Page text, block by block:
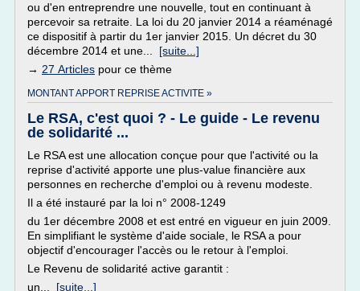
ou d'en entreprendre une nouvelle, tout en continuant à
percevoir sa retraite. La loi du 20 janvier 2014 a réaménagé
ce dispositif à partir du 1er janvier 2015. Un décret du 30
décembre 2014 et une... [suite...]
→ 27 Articles pour ce thème
MONTANT APPORT REPRISE ACTIVITE »
Le RSA, c'est quoi ? - Le guide - Le revenu
de solidarité ...
Le RSA est une allocation conçue pour que l'activité ou la
reprise d'activité apporte une plus-value financière aux
personnes en recherche d'emploi ou à revenu modeste.
Il a été instauré par la loi n° 2008-1249
du 1er décembre 2008 et est entré en vigueur en juin 2009.
En simplifiant le système d'aide sociale, le RSA a pour
objectif d'encourager l'accès ou le retour à l'emploi.
Le Revenu de solidarité active garantit :
un... [suite...]